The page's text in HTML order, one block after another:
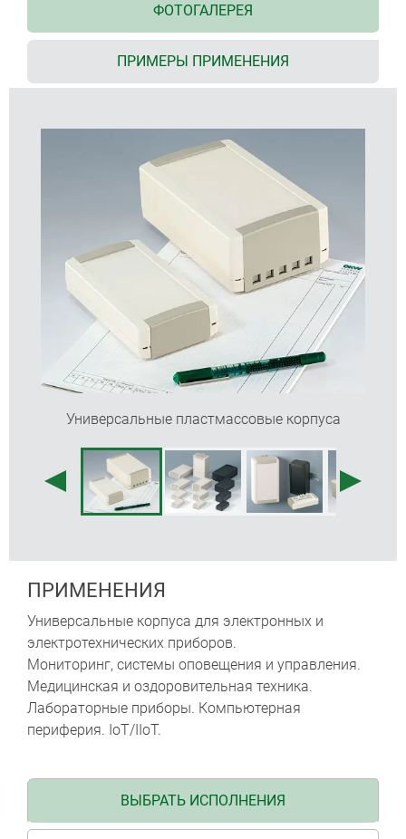
разборка с помощью простейшего инструмента
низкая нижняя часть, открытая с торцов,
обеспечивает удобство размещения
съёмные торцевые панели позволяют
размещать в корпусе плату с установленными
разъёмами, выходящими за габариты платы
широкий ассортимент: 28 стандартных
исполнение F с низкой верхней частью
исполнение H с высокой верхней частью
опционально с вентиляционными отверстиями
вентиляционные отверстия также могут
служить для забора проб воздуха или в
качестве отверстий для динамика
удобная система настенного монтажа;
специальные углубления позволяют легко
устанавливать корпус на настенный держатель
степень защиты IP40
углублённая область на верхней части для
плёночной клавиатуры
ФОТОГАЛЕРЕЯ
ПРИМЕРЫ ПРИМЕНЕНИЯ
Универсальные пластмассовые корпуса
ПРИМЕНЕНИЯ
Универсальные корпуса для электронных и
электротехнических приборов.
Мониторинг, системы оповещения и управления.
Медицинская и оздоровительная техника.
Лабораторные приборы. Компьютерная
периферия. IoT/IIoT.
ВЫБРАТЬ ИСПОЛНЕНИЯ